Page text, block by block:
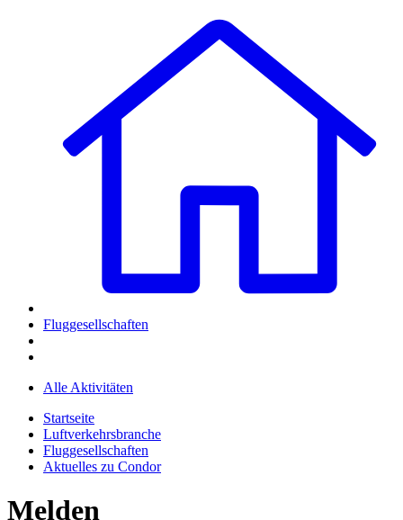
Fluggesellschaften
Alle Aktivitäten
Startseite
Luftverkehrsbranche
Fluggesellschaften
Aktuelles zu Condor
Melden